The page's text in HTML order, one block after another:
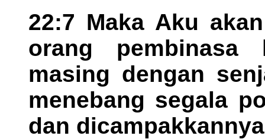
22:7 Maka Aku
orang pembinasa
masing dengan
menebang segala
dan